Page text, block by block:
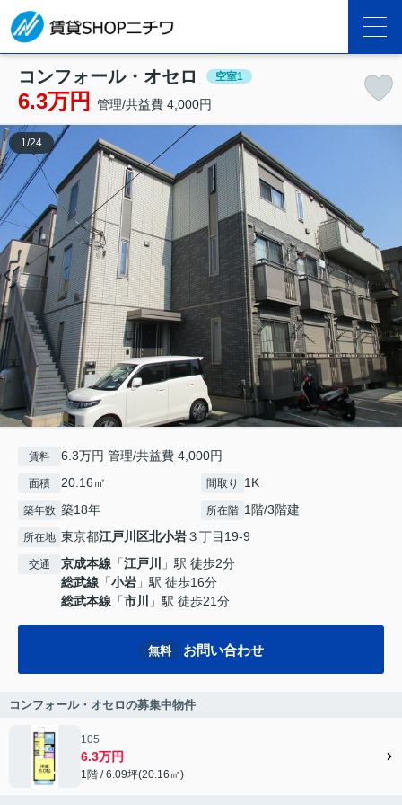
コンフォール・オセロ 空室1
6.3万円 管理/共益費 4,000円
1 /24
賃料 6.3万円 管理/共益費 4,000円
面積 20.16㎡ 間取り 1K
築年数 築18年 所在階 1階/3階建
所在地 東京都江戸川区北小岩３丁目19-9
交通 京成本線 「江戸川
」駅 徒歩2分
総武線 「小岩 」駅 徒歩16分
総武本線 「市川 」駅 徒歩21分
無料 お問い合わせ
コンフォール・オセロの募集中物件
105
6.3万円
1階 / 6.09坪(20.16㎡)